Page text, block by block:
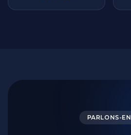
PARLONS-EN